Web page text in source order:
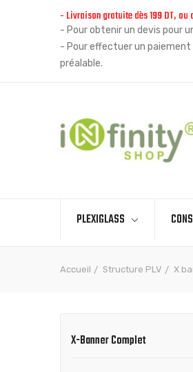
- Livraison gratuite dès 199 DT, ou
- Pour obtenir un devis pour
- Pour effectuer un paiement
préalable.
PLEXIGLASS
Accueil Structure PLV X
X-Banner Complet